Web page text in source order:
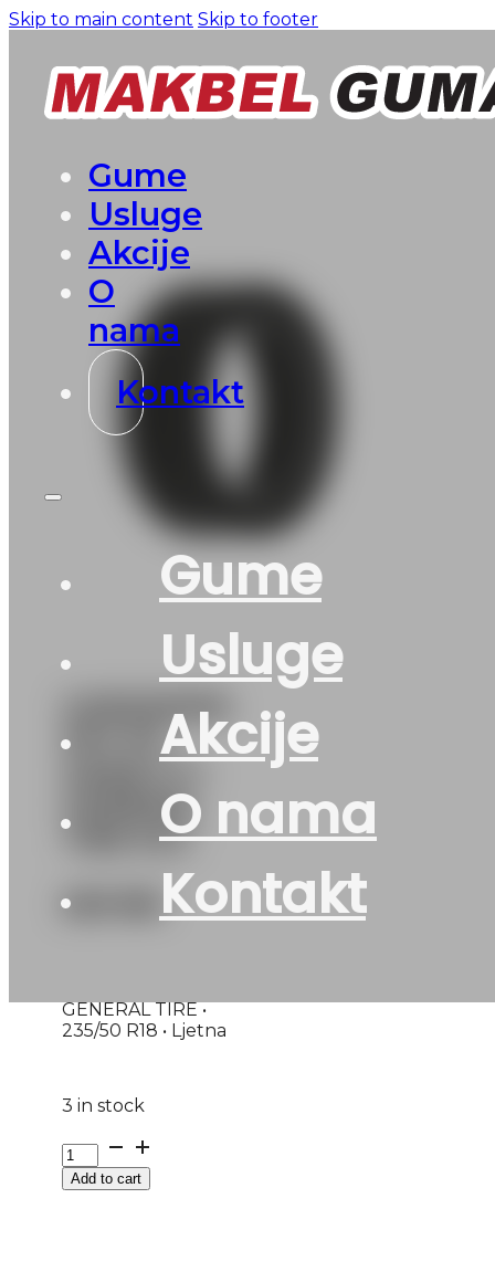
Skip to main content Skip to footer
Gume
Usluge
Akcije
O
nama
Kontakt
Gume
Usluge
Akcije
O nama
Kontakt
G235/50R18
97V FR
GENERAL
TIRE EVc
223
GENERAL TIRE •
235/50 R18 • Ljetna
3 in stock
G235/50R18
97V
FR
Add to cart